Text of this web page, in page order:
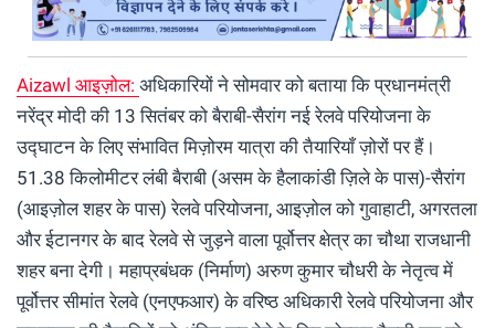
Aizawl आइज़ोल: अधिकारियों ने सोमवार को बताया कि प्रधानमंत्री
नरेंद्र मोदी की 13 सितंबर को बैराबी-सैरांग नई रेलवे परियोजना के
उद्घाटन के लिए संभावित मिज़ोरम यात्रा की तैयारियाँ ज़ोरों पर हैं।
51.38 किलोमीटर लंबी बैराबी (असम के हैलाकांडी ज़िले के पास)-सैरांग
(आइज़ोल शहर के पास) रेलवे परियोजना, आइज़ोल को गुवाहाटी, अगरतला
और ईटानगर के बाद रेलवे से जुड़ने वाला पूर्वोत्तर क्षेत्र का चौथा राजधानी
शहर बना देगी। महाप्रबंधक (निर्माण) अरुण कुमार चौधरी के नेतृत्व में
पूर्वोत्तर सीमांत रेलवे (एनएफआर) के वरिष्ठ अधिकारी रेलवे परियोजना और